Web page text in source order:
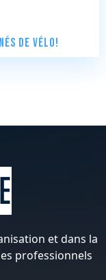
de vélo!
et dans la
professionnels